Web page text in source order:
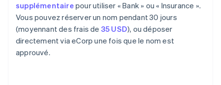
supplémentaire pour utiliser « Bank » ou « Insurance ».
Vous pouvez réserver un nom pendant 30 jours
(moyennant des frais de 35 USD), ou déposer
directement via eCorp une fois que le nom est
approuvé.